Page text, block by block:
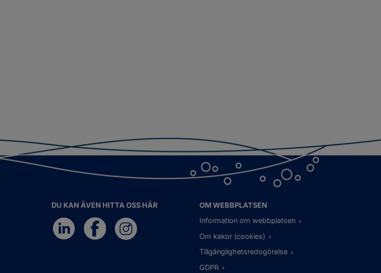
DU KAN ÄVEN HITTA OSS HÄR
OM WEBBPLATSEN
Information om webbplatsen
Om kakor (cookies)
Tillgänglighetsredogörelse
GDPR